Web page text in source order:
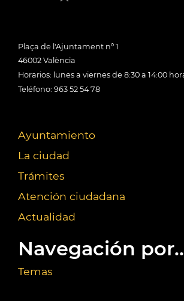
Plaça de l'Ajuntament nº 1
46002 València
Horarios: lunes a viernes de 8:30 a 14:00
Teléfono: 963 52 54 78
Ayuntamiento
La ciudad
Trámites
Atención ciudadana
Actualidad
Navegación
Temas